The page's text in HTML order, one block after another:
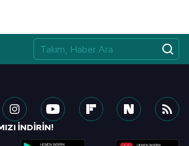
İNDİRİN!